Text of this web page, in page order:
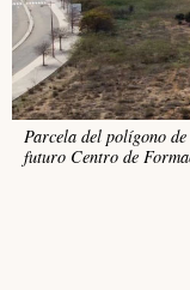
Parcela del polígono
futuro Centro de